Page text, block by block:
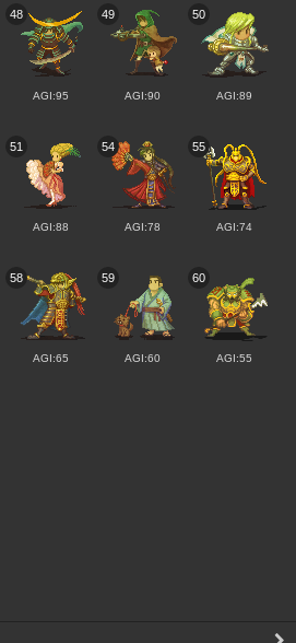
48
AGI:95
49
AGI:90
50
AGI:89
51
AGI:88
54
AGI:78
55
AGI:74
58
AGI:65
59
AGI:60
60
AGI:55